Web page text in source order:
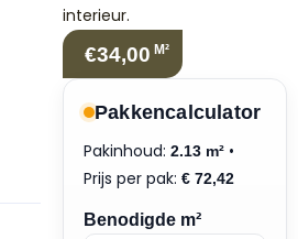
interieur.
€34,00 M²
Pakkencalculator
Pakinhoud: 2.13 m² •
Prijs per pak: € 72,42
Benodigde m²